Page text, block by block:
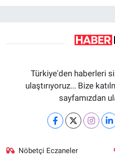
Türkiye'den haberleri
ulaştırıyoruz... Bize
sayfamızdan
Nöbetçi Eczaneler